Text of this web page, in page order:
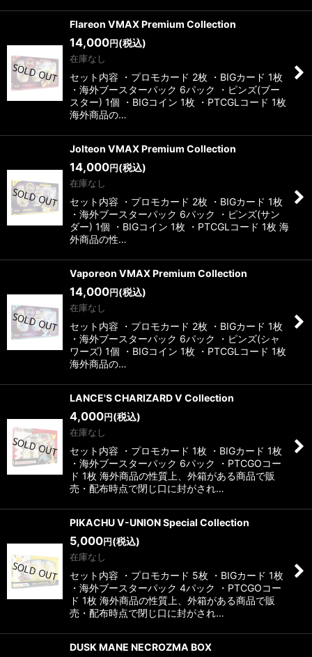
Flareon VMAX Premium Collection
14,000円(税込)
在庫なし
セット内容 ・プロモカード 2枚 ・BIGカード 1枚
・海外ブースターパック 6パック ・ピンズ(ブー
スター) 1個 ・BIGコイン 1枚 ・PTCGLコード 1枚
海外商品の…
Jolteon VMAX Premium Collection
14,000円(税込)
在庫なし
セット内容 ・プロモカード 2枚 ・BIGカード 1枚
・海外ブースターパック 6パック ・ピンズ(サン
ダー) 1個 ・BIGコイン 1枚 ・PTCGLコード 1枚 海
外商品の性…
Vaporeon VMAX Premium Collection
14,000円(税込)
在庫なし
セット内容 ・プロモカード 2枚 ・BIGカード 1枚
・海外ブースターパック 6パック ・ピンズ(シャ
ワーズ) 1個 ・BIGコイン 1枚 ・PTCGLコード 1枚
海外商品の…
LANCE'S CHARIZARD V Collection
4,000円(税込)
在庫なし
セット内容 ・プロモカード 1枚 ・BIGカード 1枚
・海外ブースターパック 6パック ・PTCGOコー
ド 1枚 海外商品の性質上、外箱がある商品で販
売・配布時点で閉じ口に封がされ…
PIKACHU V-UNION Special Collection
5,000円(税込)
在庫なし
セット内容 ・プロモカード 5枚 ・BIGカード 1枚
・海外ブースターパック 4パック ・PTCGOコー
ド 1枚 海外商品の性質上、外箱がある商品で販
売・配布時点で閉じ口に封がされ…
DUSK MANE NECROZMA BOX